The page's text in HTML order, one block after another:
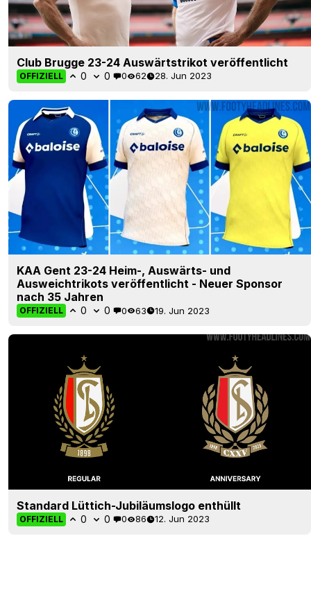
Club Brugge 23-24 Auswärtstrikot veröffentlicht
OFFIZIELL 0 0 0 62 28. Jun 2023
KAA Gent 23-24 Heim-, Auswärts- und
Ausweichtrikots veröffentlicht - Neuer Sponsor
nach 35 Jahren
OFFIZIELL 0 0 0 63 19. Jun 2023
Standard Lüttich-Jubiläumslogo enthüllt
OFFIZIELL 0 0 0 86 12. Jun 2023